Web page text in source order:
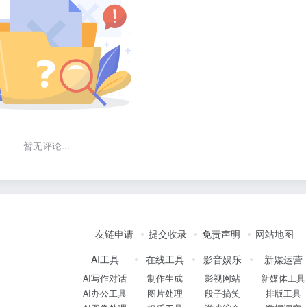
暂无评论...
友链申请 提交收录 免责声明
网站地图
AI工具
AI写作对话
AI办公工具
在线工具
制作生成
图片处理
影音娱乐
影视网站
段子搞笑
新媒运营
新媒体工具
排版工具